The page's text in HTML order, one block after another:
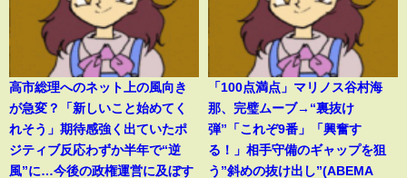
高市総理へのネット上の風向き
が急変？「新しいこと始めてく
れそう」期待感強く出ていたポ
ジティブ反応わずか半年で“逆
風”に…今後の政権運営に及ぼす
「100点満点」マリノス谷村海
那、完璧ムーブ→“裏抜け
弾”「これぞ9番」「興奮す
る！」相手守備のギャップを狙
う”斜めの抜け出し”(ABEMA